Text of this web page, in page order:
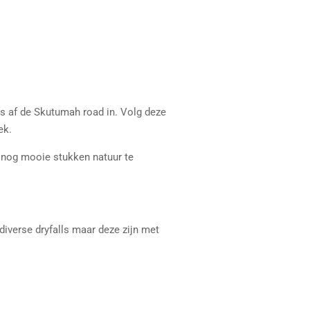
af de Skutumah road in. Volg deze
mooie stukken natuur te
dryfalls maar deze zijn met